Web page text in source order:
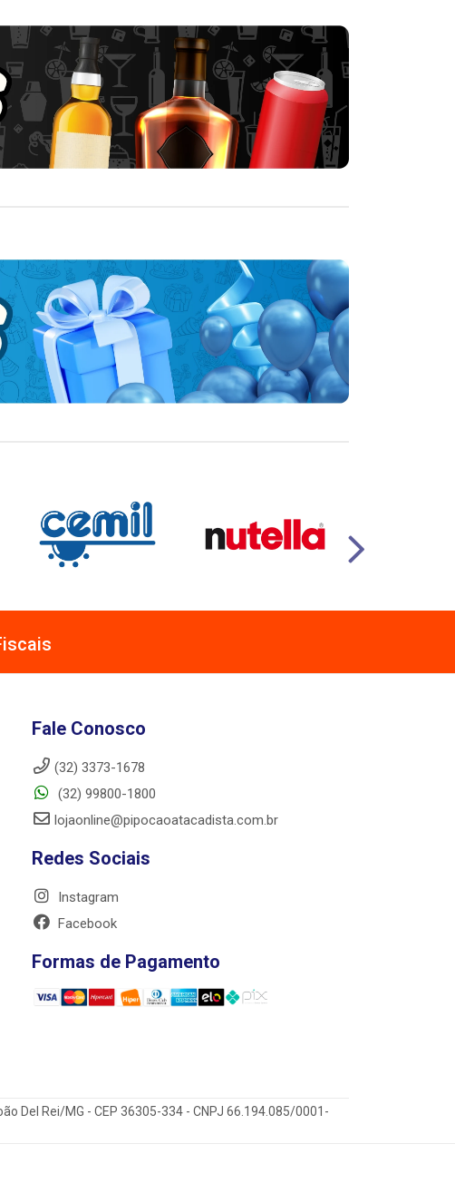
Fale Conosco
(32) 3373-1678
(32) 99800-1800
lojaonline@pipocaoatacadista.com.br
Redes Sociais
Instagram
Facebook
Formas de Pagamento
Del Rei/MG - CEP 36305-334 - CNPJ 66.194.085/0001-